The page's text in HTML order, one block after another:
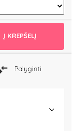
Į KREPŠELĮ
Palyginti